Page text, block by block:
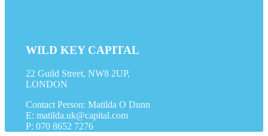
WILD KEY CAPITAL
22 Guild Street, NW8 2UP,
LONDON
Contact Person: Matilda O Dunn
E: matilda.uk@capital.com
P: 070 8652 7276